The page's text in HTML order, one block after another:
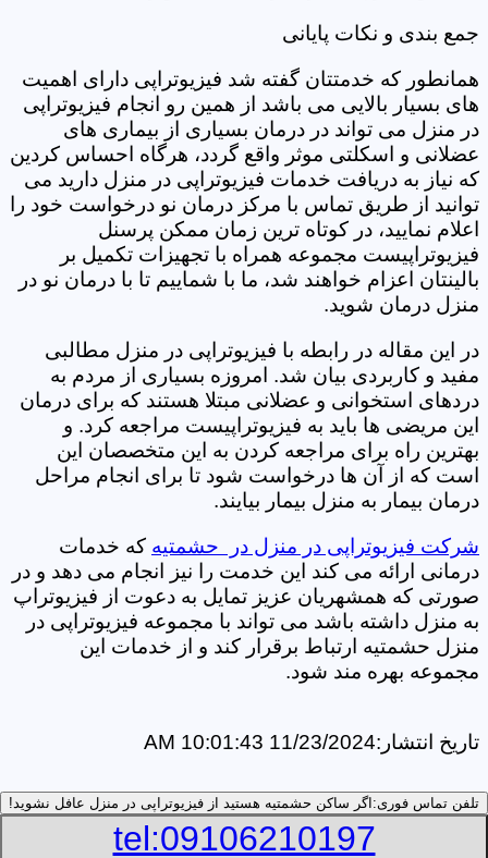
جمع بندی و نکات پایانی
همانطور که خدمتتان گفته شد فیزیوتراپی دارای اهمیت
های بسیار بالایی می باشد از همین رو انجام فیزیوتراپی
در منزل می تواند در درمان بسیاری از بیماری های
عضلانی و اسکلتی موثر واقع گردد، هرگاه احساس کردین
که نیاز به دریافت خدمات فیزیوتراپی در منزل دارید می
توانید از طریق تماس با مرکز درمان نو درخواست خود را
اعلام نمایید، در کوتاه ترین زمان ممکن پرسنل
فیزیوتراپیست مجموعه همراه با تجهیزات تکمیل بر
بالینتان اعزام خواهند شد، ما با شماییم تا با درمان نو در
منزل درمان شوید.
در این مقاله در رابطه با فیزیوتراپی در منزل مطالبی
مفید و کاربردی بیان شد. امروزه بسیاری از مردم به
دردهای استخوانی و عضلانی مبتلا هستند که برای درمان
این مریضی ها باید به فیزیوتراپیست مراجعه کرد. و
بهترین راه برای مراجعه کردن به این متخصصان این
است که از آن ها درخواست شود تا برای انجام مراحل
درمان بیمار به منزل بیمار بیایند.
شرکت فیزیوتراپی در منزل در حشمتیه که خدمات
درمانی ارائه می کند این خدمت را نیز انجام می دهد و در
صورتی که همشهریان عزیز تمایل به دعوت از فیزیوتراپ
به منزل داشته باشد می تواند با مجموعه فیزیوتراپی در
منزل حشمتیه ارتباط برقرار کند و از خدمات این
مجموعه بهره مند شود.
تاریخ انتشار:11/23/2024 10:01:43 AM
تلفن تماس فوری: اگر ساکن حشمتیه هستید از فیزیوتراپی در منزل عافل نشوید!
tel:09106210197